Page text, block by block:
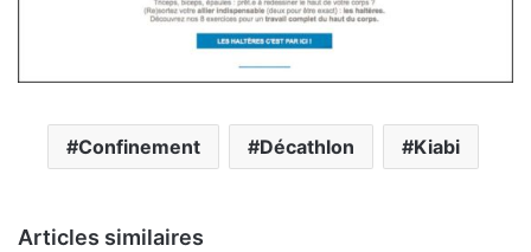
Confinement Décathlon Kiabi
Articles similaires